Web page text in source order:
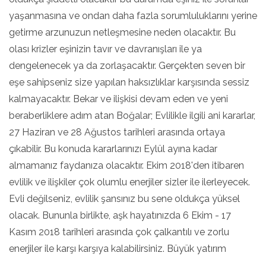
yaşanmasına ve ondan daha fazla sorumluluklarını yerine
getirme arzunuzun netleşmesine neden olacaktır. Bu
olası krizler eşinizin tavır ve davranışları ile ya
dengelenecek ya da zorlaşacaktır. Gerçekten seven bir
eşe sahipseniz size yapılan haksızlıklar karşısında sessiz
kalmayacaktır. Bekar ve ilişkisi devam eden ve yeni
beraberliklere adım atan Boğalar; Evlilikle ilgili ani kararlar,
27 Haziran ve 28 Ağustos tarihleri arasında ortaya
çıkabilir. Bu konuda kararlarınızı Eylül ayına kadar
almamanız faydanıza olacaktır. Ekim 2018'den itibaren
evlilik ve ilişkiler çok olumlu enerjiler sizler ile ilerleyecek.
Evli değilseniz, evlilik şansınız bu sene oldukça yüksel
olacak. Bununla birlikte, aşk hayatınızda 6 Ekim - 17
Kasım 2018 tarihleri arasında çok çalkantılı ve zorlu
enerjiler ile karşı karşıya kalabilirsiniz. Büyük yatırım